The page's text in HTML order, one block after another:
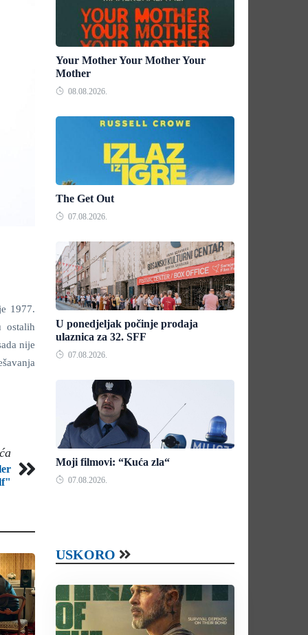
1977.
ostalih
nije
Your Mother Your Mother Your
Mother
08.08.2026.
The Get Out
07.08.2026.
U ponedjeljak počinje prodaja
ulaznica za 32. SFF
07.08.2026.
Moji filmovi: “Kuća zla“
07.08.2026.
USKORO